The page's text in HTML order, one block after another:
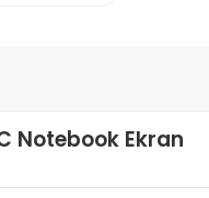
Notebook Ekran